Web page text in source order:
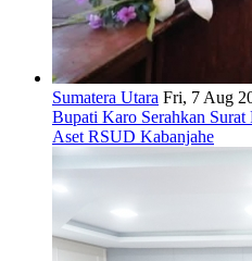
Sumatera Utara Fri, 7 Aug
Bupati Karo Serahkan Surat
Aset RSUD Kabanjahe